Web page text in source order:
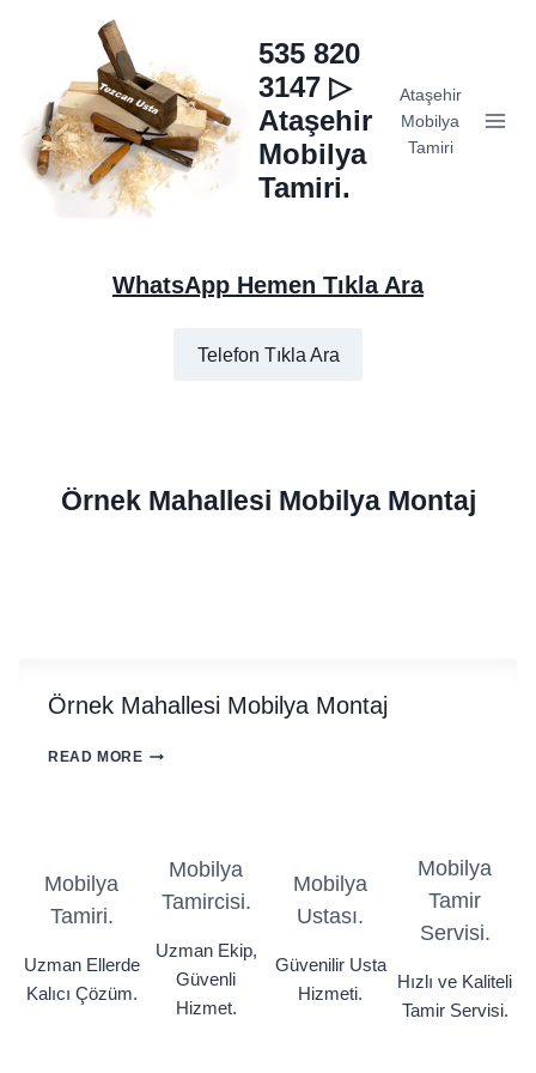
535 820
3147 ▷
Ataşehir
Mobilya
Tamiri.
Ataşehir
Mobilya
Tamiri
WhatsApp Hemen Tıkla Ara
Telefon Tıkla Ara
Örnek Mahallesi Mobilya Montaj
Örnek Mahallesi Mobilya Montaj
READ MOREÖRNEK
Mobilya
Tamiri.
Uzman Ellerde
Kalıcı Çözüm.
Mobilya
Tamircisi.
Uzman Ekip,
Güvenli
Hizmet.
Mobilya
Ustası.
Güvenilir Usta
Hizmeti.
Mobilya
Tamir
Servisi.
Hızlı ve Kaliteli
Tamir Servisi.